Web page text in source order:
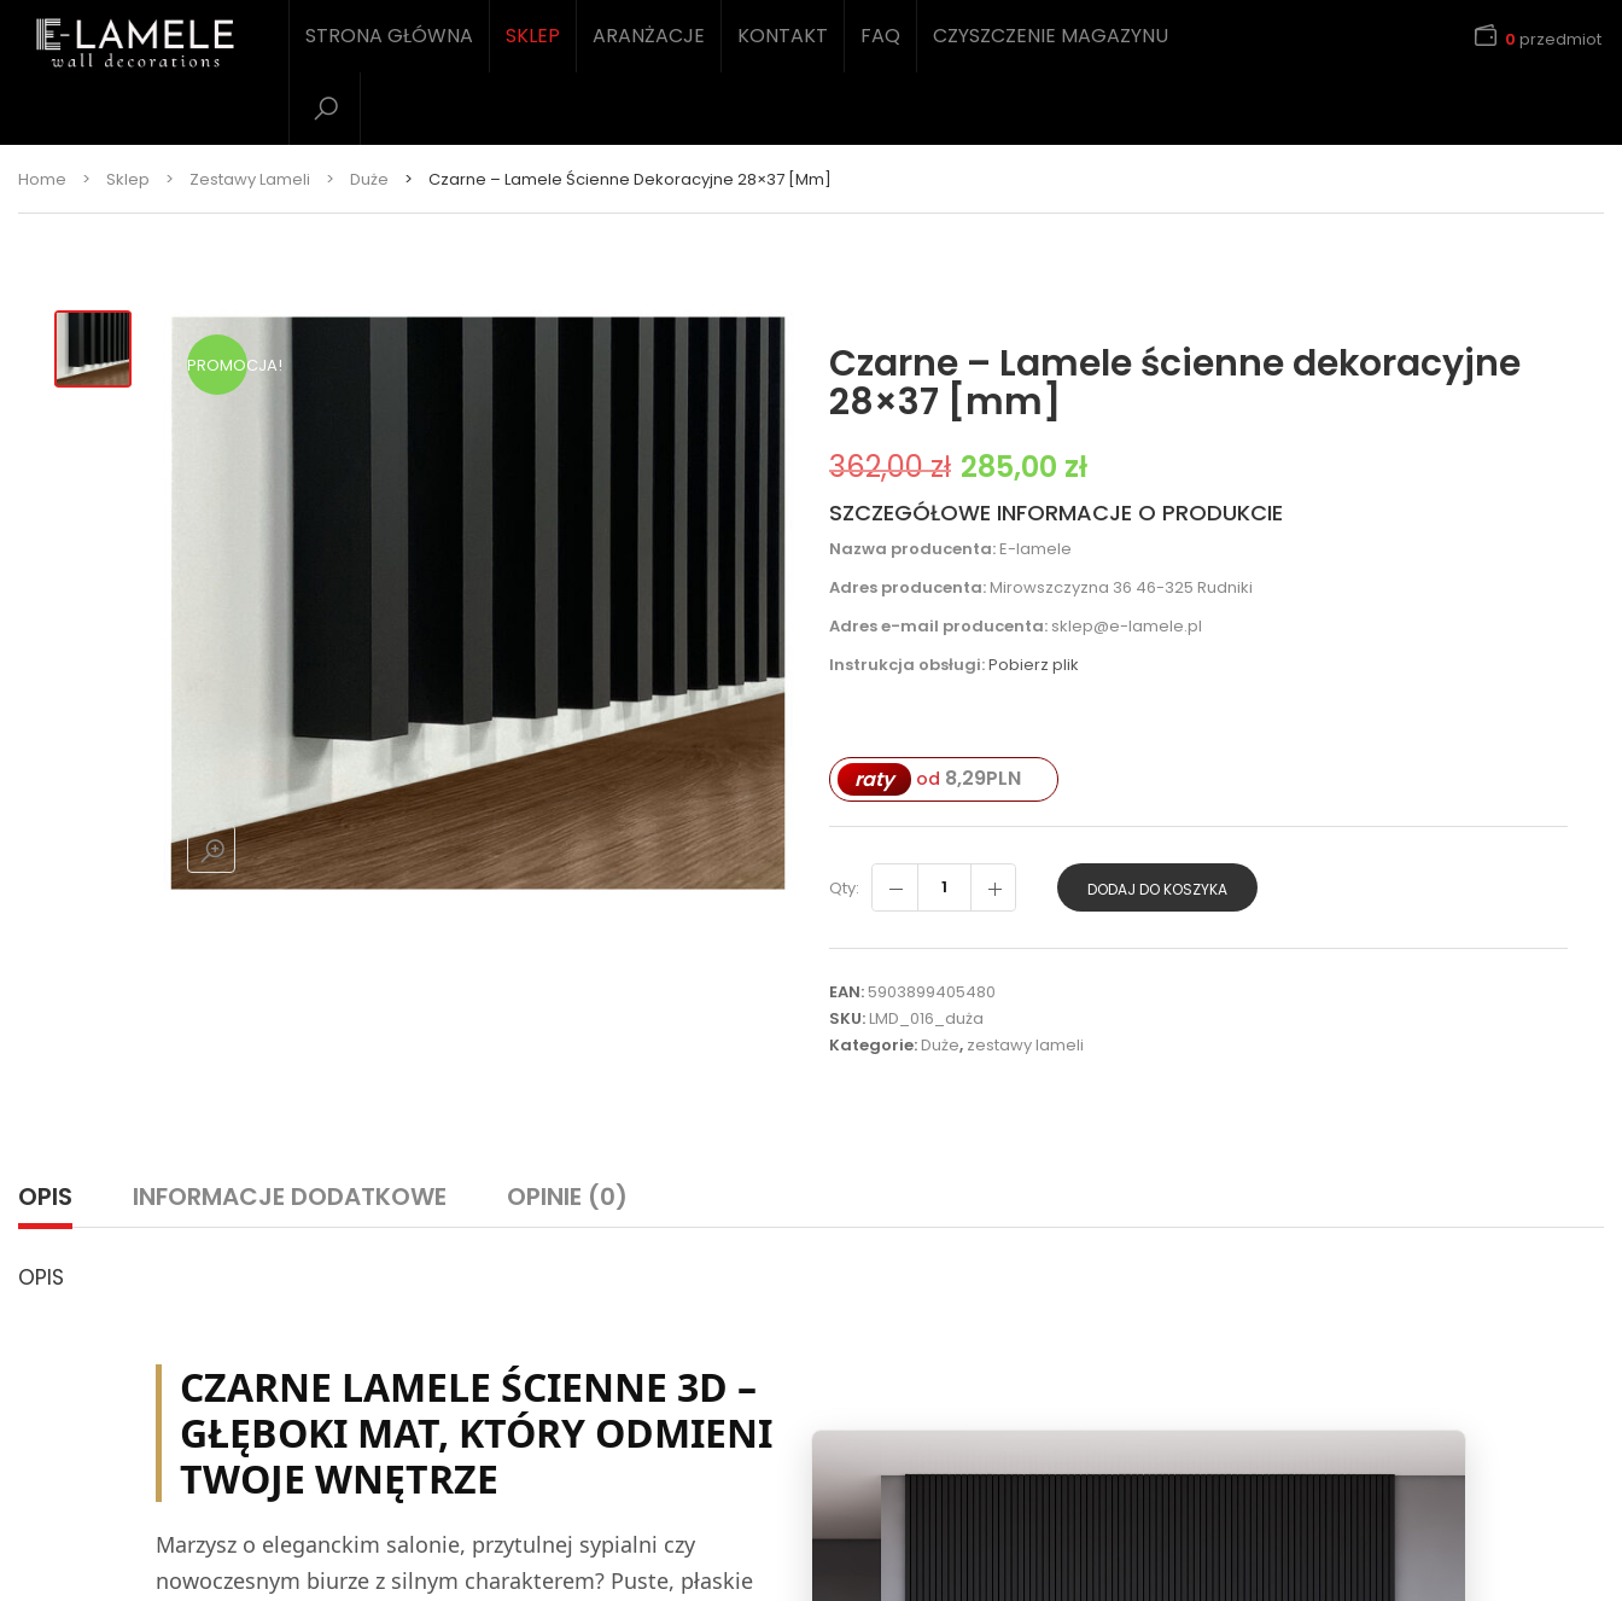
STRONA GŁÓWNA SKLEP ARANŻACJE KONTAKT FAQ CZYSZCZENIE MAGAZYNU 0 przedmiot
Home > Sklep > Zestawy Lameli > Duże > Czarne – Lamele Ścienne Dekoracyjne 28×37 [mm]
PROMOCJA! Czarne – Lamele ścienne dekoracyjne
28×37 [mm]
362,00zł Pierwotna cena wynosiła: 362,00 zł.
285,00 zł
SZCZEGÓŁOWE INFORMACJE O PRODUKCIE
Nazwa producenta: E-lamele
Adres producenta: Mirowszczyzna 36 46-325 Rudniki
Adres e-mail producenta: sklep@e-lamele.pl
Instrukcja obsługi:Pobierz plik
raty od 8,29PLN
Qty: DODAJ DO KOSZYKA
EAN: 5903899405480
SKU: LMD_016_duża
Kategorie: Duże, zestawy lameli
OPIS INFORMACJE DODATKOWE OPINIE (0)
OPIS
CZARNE LAMELE ŚCIENNE 3D –
GŁĘBOKI MAT, KTÓRY ODMIENI
TWOJE WNĘTRZE
Marzysz o eleganckim salonie, przytulnej sypialni czy
nowoczesnym biurze z silnym charakterem? Puste, płaskie